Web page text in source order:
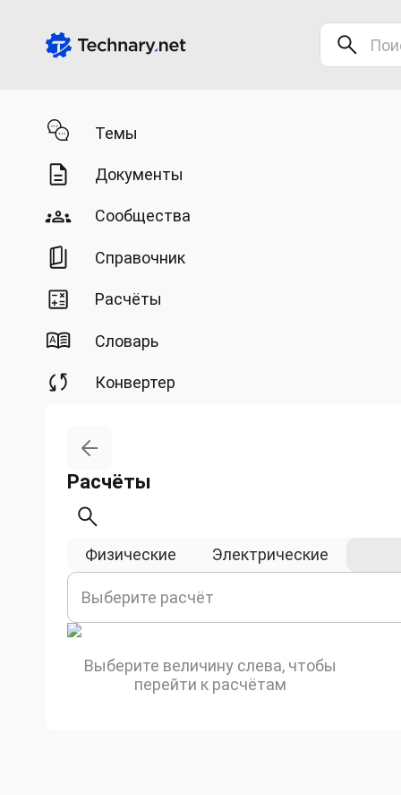
Темы
Документы
Сообщества
Справочник
Расчёты
Словарь
Конвертер
Расчёты
Физические Электрические
Выберите расчёт
Выберите величину слева, чтобы
перейти к расчётам